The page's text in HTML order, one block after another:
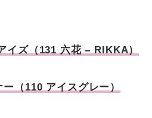
イズ（131 六花 – RIKKA）
（110 アイスグレー）